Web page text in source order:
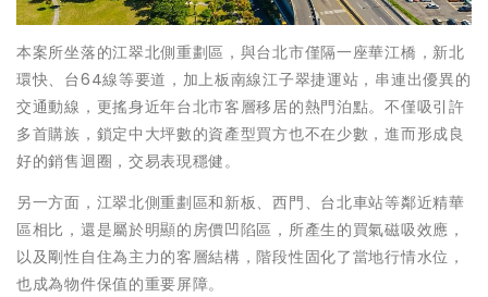
本案所坐落的江翠北側重劃區，與台北市僅隔一座華江橋，新北
環快、台64線等要道，加上板南線江子翠捷運站，串連出優異的
交通動線，更搖身近年台北市客層移居的熱門泊點。不僅吸引許
多首購族，鎖定中大坪數的資產型買方也不在少數，進而形成良
好的銷售迴圈，交易表現穩健。
另一方面，江翠北側重劃區和新板、西門、台北車站等鄰近精華
區相比，還是屬於明顯的房價凹陷區，所產生的買氣磁吸效應，
以及剛性自住為主力的客層結構，階段性固化了當地行情水位，
也成為物件保值的重要屏障。